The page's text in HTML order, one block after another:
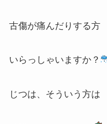
古傷が痛んだりする方
いらっしゃいますか？
じつは、そういう方は